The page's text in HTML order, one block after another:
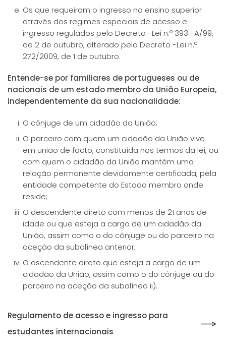
Os que requeiram o ingresso no ensino superior
através dos regimes especiais de acesso e
ingresso regulados pelo Decreto -Lei n.º 393 -A/99,
de 2 de outubro, alterado pelo Decreto -Lei n.º
272/2009, de 1 de outubro.
Entende-se por familiares de portugueses ou de
nacionais de um estado membro da União Europeia,
independentemente da sua nacionalidade:
O cônjuge de um cidadão da União;
O parceiro com quem um cidadão da União vive
em união de facto, constituída nos termos da lei, ou
com quem o cidadão da União mantém uma
relação permanente devidamente certificada, pela
entidade competente do Estado membro onde
reside;
O descendente direto com menos de 21 anos de
idade ou que esteja a cargo de um cidadão da
União, assim como o do cônjuge ou do parceiro na
aceção da subalínea anterior;
O ascendente direto que esteja a cargo de um
cidadão da União, assim como o do cônjuge ou do
parceiro na aceção da subalínea ii).
Regulamento de acesso e ingresso para
estudantes internacionais